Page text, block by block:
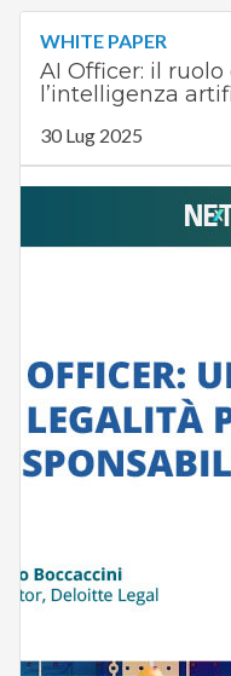
WHITE PAPER
AI Officer: il
l’intelligenza
30 Lug 2025